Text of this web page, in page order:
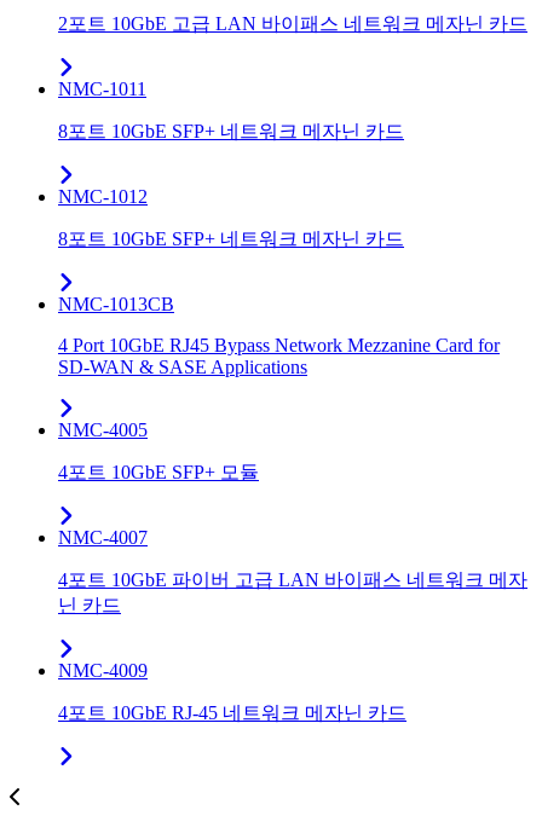
2포트 10GbE 고급 LAN 바이패스 네트워크 메자닌 카드
NMC-1011
8포트 10GbE SFP+ 네트워크 메자닌 카드
NMC-1012
8포트 10GbE SFP+ 네트워크 메자닌 카드
NMC-1013CB
4 Port 10GbE RJ45 Bypass Network Mezzanine Card for
SD-WAN & SASE Applications
NMC-4005
4포트 10GbE SFP+ 모듈
NMC-4007
4포트 10GbE 파이버 고급 LAN 바이패스 네트워크 메자
닌 카드
NMC-4009
4포트 10GbE RJ-45 네트워크 메자닌 카드